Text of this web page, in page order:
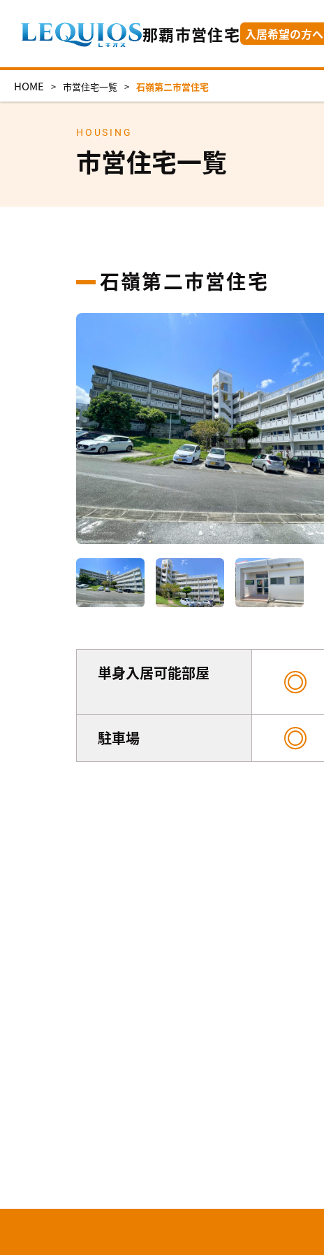
那覇市営住宅 入居希望の方へ
HOME > 市営住宅一覧 > 石嶺第二市営住宅
HOUSING
市営住宅一覧
石嶺第二市営住宅
単身入居可能部屋
駐車場